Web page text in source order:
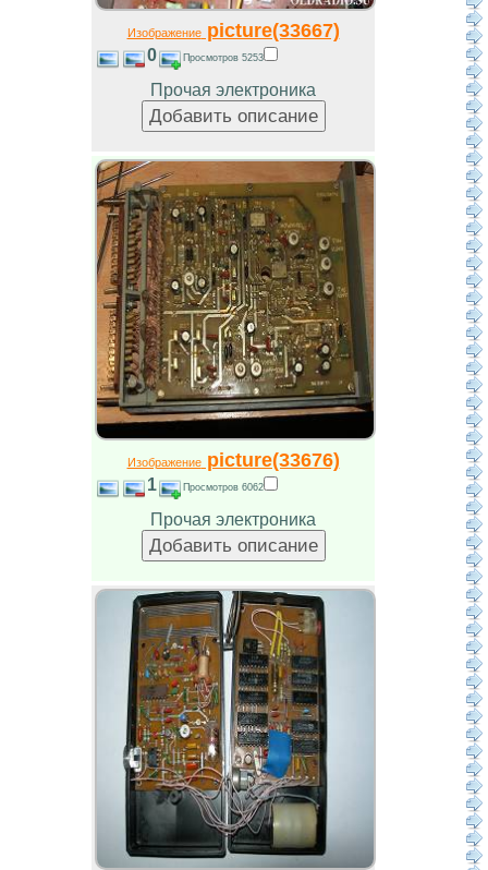
Изображениеpicture(33667)
0 Просмотров 5253
Прочая электроника
Изображениеpicture(33676)
1 Просмотров 6062
Прочая электроника